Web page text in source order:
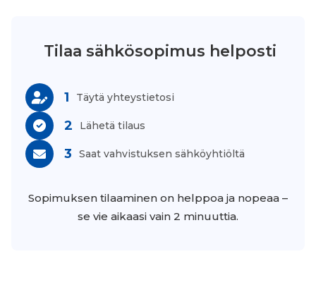
Tilaa sähkösopimus helposti
1 Täytä yhteystietosi
2 Lähetä tilaus
3 Saat vahvistuksen sähköyhtiöltä
Sopimuksen tilaaminen on helppoa ja nopeaa –
se vie aikaasi vain 2 minuuttia.